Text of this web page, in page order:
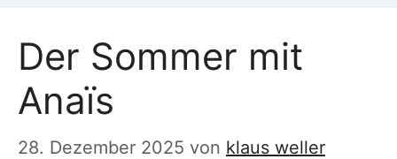
Der Sommer mit
Anaïs
28. Dezember 2025 von klaus weller